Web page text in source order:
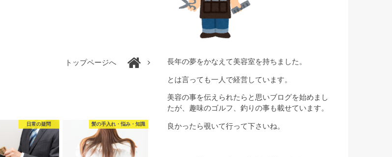
トップページへ
日常の疑問 髪の手入れ・悩み・知識
長年の夢をかなえて美容室を持ちました。
とは言っても一人で経営しています。
美容の事を伝えられたらと思いブログを始めまし
たが、趣味のゴルフ、釣りの事も載せています。
良かったら覗いて行って下さいね。